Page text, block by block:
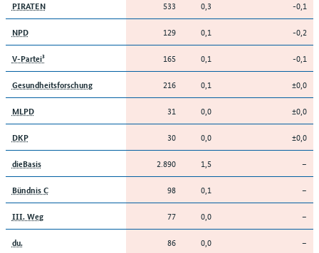
PIRATEN 533 0,3 -0,1
NPD 129 0,1 -0,2
V-Partei³ 165 0,1 -0,1
Gesundheitsforschung 216 0,1 ±0,0
MLPD 31 0,0 ±0,0
DKP 30 0,0 ±0,0
dieBasis 2.890 1,5 –
Bündnis C 98 0,1 –
III. Weg 77 0,0 –
du. 86 0,0 –